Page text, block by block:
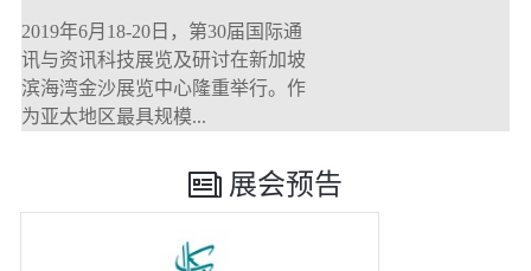
CommunicAsia 2019
2019年6月18-20日，第30届国际通
讯与资讯科技展览及研讨在新加坡
滨海湾金沙展览中心隆重举行。作
为亚太地区最具规模...
展会预告